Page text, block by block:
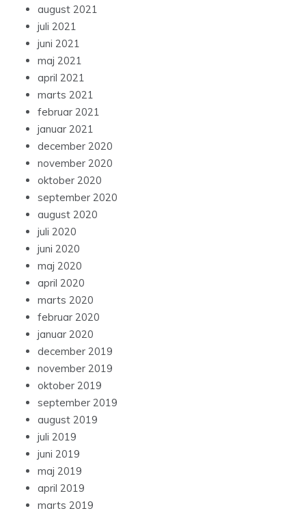
august 2021
juli 2021
juni 2021
maj 2021
april 2021
marts 2021
februar 2021
januar 2021
december 2020
november 2020
oktober 2020
september 2020
august 2020
juli 2020
juni 2020
maj 2020
april 2020
marts 2020
februar 2020
januar 2020
december 2019
november 2019
oktober 2019
september 2019
august 2019
juli 2019
juni 2019
maj 2019
april 2019
marts 2019